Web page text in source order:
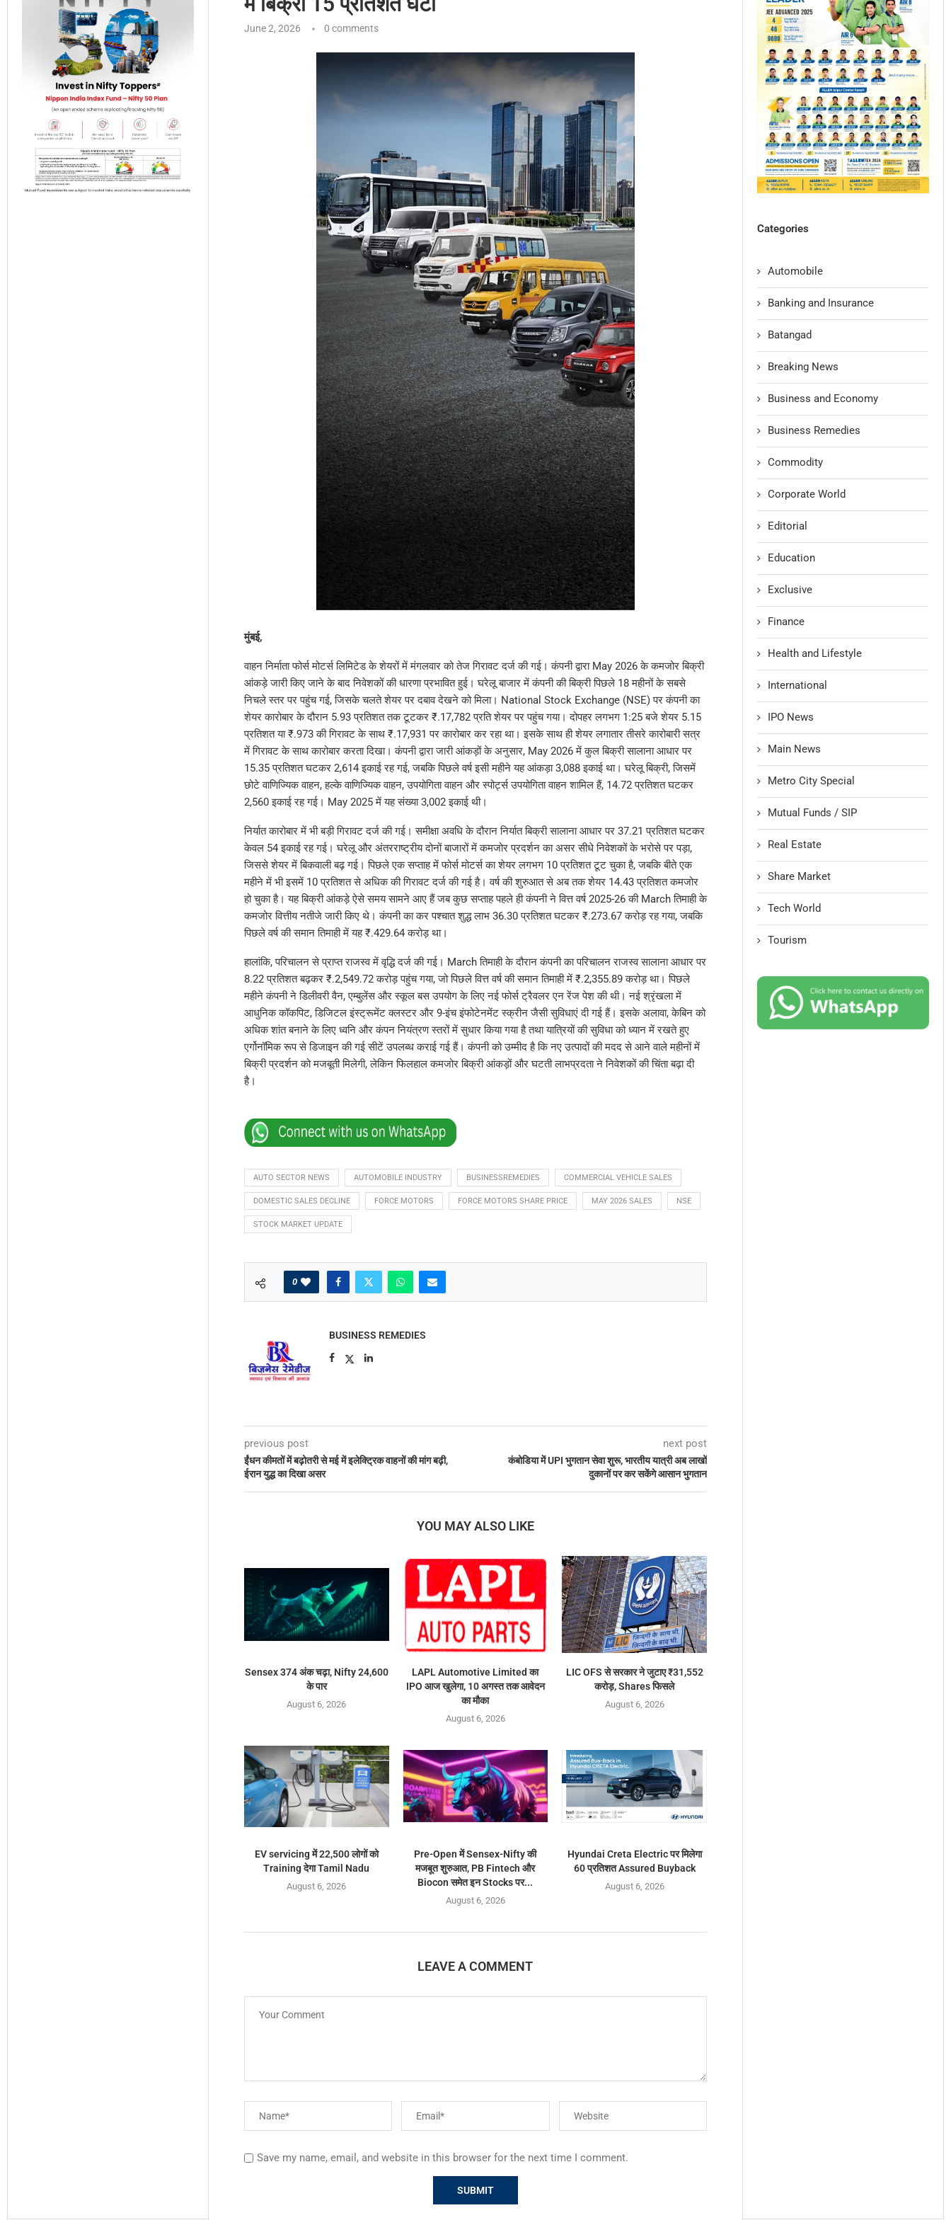
June 2, 2026 0 comments
मुंबई,
वाहन निर्माता फोर्स मोटर्स लिमिटेड के शेयरों में मंगलवार को तेज गिरावट दर्ज की गई। कंपनी द्वारा May 2026 के कमजोर बिक्री
आंकड़े जारी किए जाने के बाद निवेशकों की धारणा प्रभावित हुई। घरेलू बाजार में कंपनी की बिक्री पिछले 18 महीनों के सबसे
निचले स्तर पर पहुंच गई, जिसके चलते शेयर पर दबाव देखने को मिला। National Stock Exchange (NSE) पर कंपनी का
शेयर कारोबार के दौरान 5.93 प्रतिशत तक टूटकर ₹.17,782 प्रति शेयर पर पहुंच गया। दोपहर लगभग 1:25 बजे शेयर 5.15
प्रतिशत या ₹.973 की गिरावट के साथ ₹.17,931 पर कारोबार कर रहा था। इसके साथ ही शेयर लगातार तीसरे कारोबारी सत्र
में गिरावट के साथ कारोबार करता दिखा। कंपनी द्वारा जारी आंकड़ों के अनुसार, May 2026 में कुल बिक्री सालाना आधार पर
15.35 प्रतिशत घटकर 2,614 इकाई रह गई, जबकि पिछले वर्ष इसी महीने यह आंकड़ा 3,088 इकाई था। घरेलू बिक्री, जिसमें
छोटे वाणिज्यिक वाहन, हल्के वाणिज्यिक वाहन, उपयोगिता वाहन और स्पोर्ट्स उपयोगिता वाहन शामिल हैं, 14.72 प्रतिशत घटकर
2,560 इकाई रह गई। May 2025 में यह संख्या 3,002 इकाई थी।
निर्यात कारोबार में भी बड़ी गिरावट दर्ज की गई। समीक्षा अवधि के दौरान निर्यात बिक्री सालाना आधार पर 37.21 प्रतिशत घटकर
केवल 54 इकाई रह गई। घरेलू और अंतरराष्ट्रीय दोनों बाजारों में कमजोर प्रदर्शन का असर सीधे निवेशकों के भरोसे पर पड़ा,
जिससे शेयर में बिकवाली बढ़ गई। पिछले एक सप्ताह में फोर्स मोटर्स का शेयर लगभग 10 प्रतिशत टूट चुका है, जबकि बीते एक
महीने में भी इसमें 10 प्रतिशत से अधिक की गिरावट दर्ज की गई है। वर्ष की शुरुआत से अब तक शेयर 14.43 प्रतिशत कमजोर
हो चुका है। यह बिक्री आंकड़े ऐसे समय सामने आए हैं जब कुछ सप्ताह पहले ही कंपनी ने वित्त वर्ष 2025-26 की March तिमाही के
कमजोर वित्तीय नतीजे जारी किए थे। कंपनी का कर पश्चात शुद्ध लाभ 36.30 प्रतिशत घटकर ₹.273.67 करोड़ रह गया, जबकि
पिछले वर्ष की समान तिमाही में यह ₹.429.64 करोड़ था।
हालांकि, परिचालन से प्राप्त राजस्व में वृद्धि दर्ज की गई। March तिमाही के दौरान कंपनी का परिचालन राजस्व सालाना आधार पर
8.22 प्रतिशत बढ़कर ₹.2,549.72 करोड़ पहुंच गया, जो पिछले वित्त वर्ष की समान तिमाही में ₹.2,355.89 करोड़ था। पिछले
महीने कंपनी ने डिलीवरी वैन, एम्बुलेंस और स्कूल बस उपयोग के लिए नई फोर्स ट्रैवलर एन रेंज पेश की थी। नई श्रृंखला में
आधुनिक कॉकपिट, डिजिटल इंस्ट्रूमेंट क्लस्टर और 9-इंच इंफोटेनमेंट स्क्रीन जैसी सुविधाएं दी गई हैं। इसके अलावा, केबिन को
अधिक शांत बनाने के लिए ध्वनि और कंपन नियंत्रण स्तरों में सुधार किया गया है तथा यात्रियों की सुविधा को ध्यान में रखते हुए
एर्गोनॉमिक रूप से डिजाइन की गई सीटें उपलब्ध कराई गई हैं। कंपनी को उम्मीद है कि नए उत्पादों की मदद से आने वाले महीनों में
बिक्री प्रदर्शन को मजबूती मिलेगी, लेकिन फिलहाल कमजोर बिक्री आंकड़ों और घटती लाभप्रदता ने निवेशकों की चिंता बढ़ा दी
है।
AUTO SECTOR NEWS AUTOMOBILE INDUSTRY BUSINESSREMEDIES COMMERCIAL VEHICLE SALES
DOMESTIC SALES DECLINE FORCE MOTORS FORCE MOTORS SHARE PRICE MAY 2026 SALES NSE
STOCK MARKET UPDATE
0
BUSINESS REMEDIES
previous post
ईंधन कीमतों में बढ़ोतरी से मई में इलेक्ट्रिक वाहनों की मांग बढ़ी,
ईरान युद्ध का दिखा असर
next post
कंबोडिया में UPI भुगतान सेवा शुरू, भारतीय यात्री अब लाखों
दुकानों पर कर सकेंगे आसान भुगतान
YOU MAY ALSO LIKE
Sensex 374 अंक चढ़ा, Nifty 24,600
के पार
August 6, 2026
LAPL Automotive Limited का
IPO आज खुलेगा, 10 अगस्त तक आवेदन
का मौका
August 6, 2026
LIC OFS से सरकार ने जुटाए ₹31,552
करोड़, Shares फिसले
August 6, 2026
EV servicing में 22,500 लोगों को
Training देगा Tamil Nadu
August 6, 2026
Pre-Open में Sensex-Nifty की
मजबूत शुरुआत, PB Fintech और
Biocon समेत इन Stocks पर...
August 6, 2026
Hyundai Creta Electric पर मिलेगा
60 प्रतिशत Assured Buyback
August 6, 2026
LEAVE A COMMENT
Save my name, email, and website in this browser for the next time I comment.
Categories
Automobile
Banking and Insurance
Batangad
Breaking News
Business and Economy
Business Remedies
Commodity
Corporate World
Editorial
Education
Exclusive
Finance
Health and Lifestyle
International
IPO News
Main News
Metro City Special
Mutual Funds / SIP
Real Estate
Share Market
Tech World
Tourism